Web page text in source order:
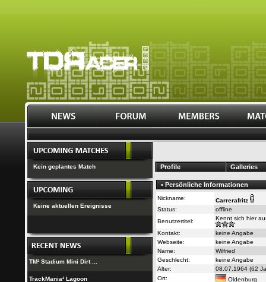
Kein geplantes Match
Keine aktuellen Ereignisse
TM² Stadium Mini Dirt ...
TrackMania² Lagoon
Profile Galleries
• Persönliche Informationen
Nickname:
Carrerafritz
Status:
offline
Benutzertitel:
Kennt sich hier
Kontakt:
keine Angabe
Webseite:
keine Angabe
Name:
Wilfried
Geschlecht:
keine Angabe
Alter:
08.07.1964 (62
Ort:
Oldenburg